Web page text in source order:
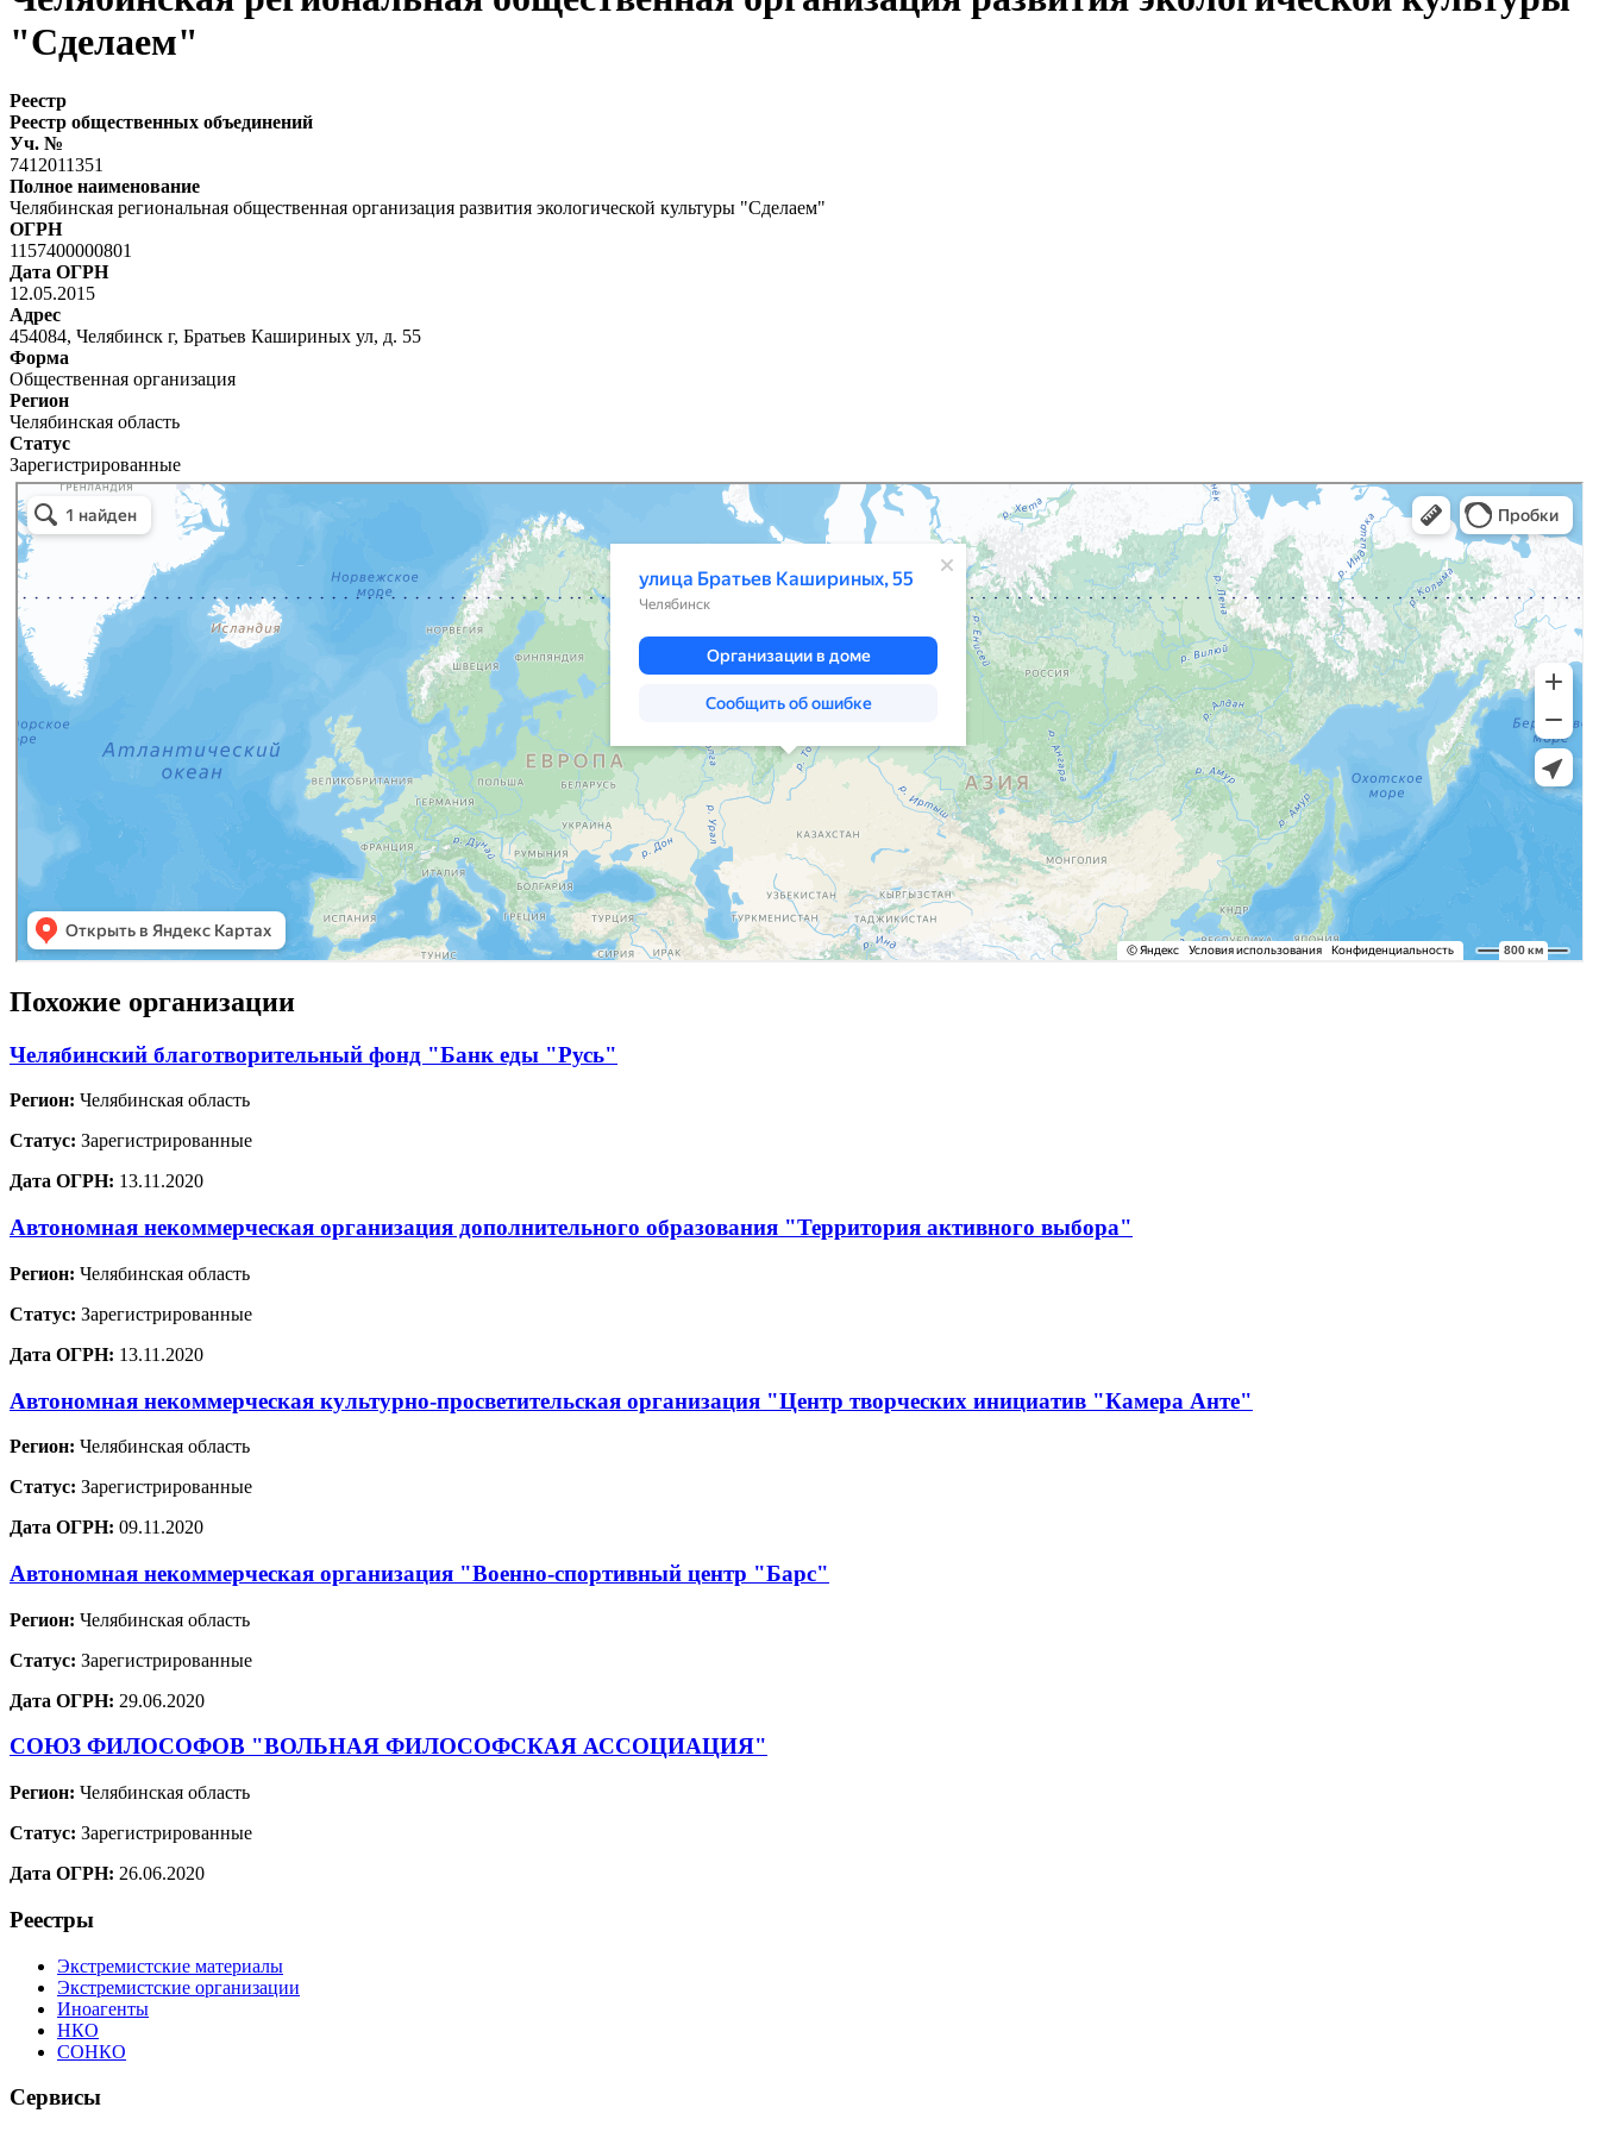
"Сделаем"
Реестр
Реестр общественных объединений
Уч. №
7412011351
Полное наименование
Челябинская региональная общественная организация развития экологической культуры "Сделаем"
ОГРН
1157400000801
Дата ОГРН
12.05.2015
Адрес
454084, Челябинск г, Братьев Кашириных ул, д. 55
Форма
Общественная организация
Регион
Челябинская область
Статус
Зарегистрированные
Похожие организации
Челябинский благотворительный фонд "Банк еды "Русь"
Регион: Челябинская область
Статус: Зарегистрированные
Дата ОГРН: 13.11.2020
Автономная некоммерческая организация дополнительного образования "Территория активного выбора"
Регион: Челябинская область
Статус: Зарегистрированные
Дата ОГРН: 13.11.2020
Автономная некоммерческая культурно-просветительская организация "Центр творческих инициатив "Камера Анте"
Регион: Челябинская область
Статус: Зарегистрированные
Дата ОГРН: 09.11.2020
Автономная некоммерческая организация "Военно-спортивный центр "Барс"
Регион: Челябинская область
Статус: Зарегистрированные
Дата ОГРН: 29.06.2020
СОЮЗ ФИЛОСОФОВ "ВОЛЬНАЯ ФИЛОСОФСКАЯ АССОЦИАЦИЯ"
Регион: Челябинская область
Статус: Зарегистрированные
Дата ОГРН: 26.06.2020
Реестры
Экстремистские материалы
Экстремистские организации
Иноагенты
НКО
СОНКО
Сервисы